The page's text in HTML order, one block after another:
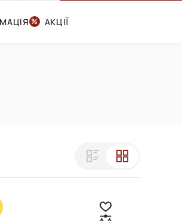
АКЦІЇ